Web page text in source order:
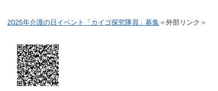
2025年介護の日イベント「カイゴ探究隊員」募集＜外部リンク＞